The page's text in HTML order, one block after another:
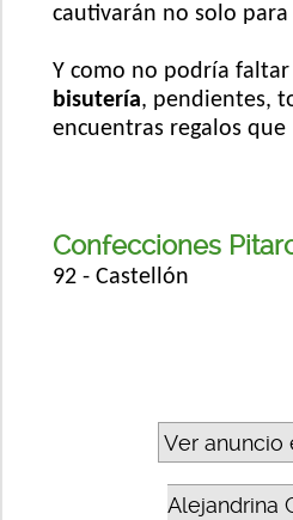
cautivarán no solo
Y como no podría
bisutería, pendientes,
encuentras regalos
Confecciones
92 - Castellón
Ver anuncio
Alejandrina